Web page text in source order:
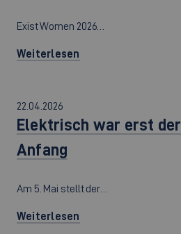
Exist Women 2026…
Weiterlesen
22.04.2026
Elektrisch war erst der
Anfang
Am 5. Mai stellt der…
Weiterlesen